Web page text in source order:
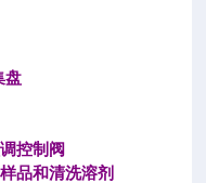
盘
控制阀
品和清洗溶剂